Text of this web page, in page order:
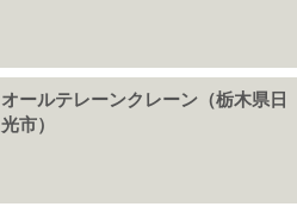
オールテレーンクレーン（栃木県日
光市）